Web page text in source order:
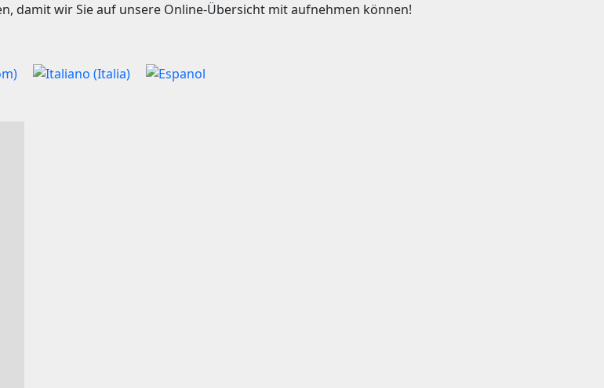
damit wir Sie auf unsere Online-Übersicht mit aufnehmen können!